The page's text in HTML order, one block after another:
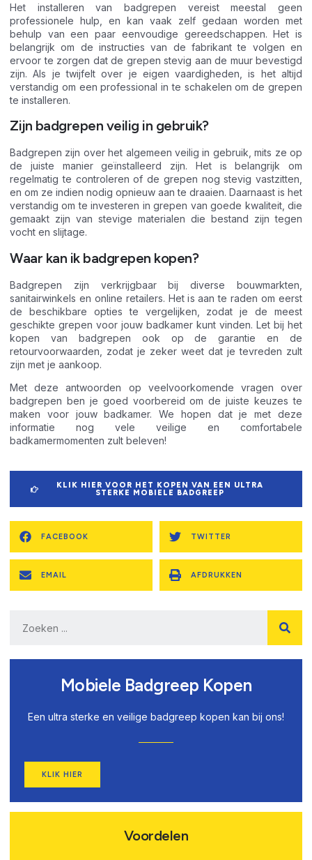
Het installeren van badgrepen vereist meestal geen
professionele hulp, en kan vaak zelf gedaan worden met
behulp van een paar eenvoudige gereedschappen. Het is
belangrijk om de instructies van de fabrikant te volgen en
ervoor te zorgen dat de grepen stevig aan de muur bevestigd
zijn. Als je twijfelt over je eigen vaardigheden, is het altijd
verstandig om een professional in te schakelen om de grepen
te installeren.
Zijn badgrepen veilig in gebruik?
Badgrepen zijn over het algemeen veilig in gebruik, mits ze op
de juiste manier geïnstalleerd zijn. Het is belangrijk om
regelmatig te controleren of de grepen nog stevig vastzitten,
en om ze indien nodig opnieuw aan te draaien. Daarnaast is het
verstandig om te investeren in grepen van goede kwaliteit, die
gemaakt zijn van stevige materialen die bestand zijn tegen
vocht en slijtage.
Waar kan ik badgrepen kopen?
Badgrepen zijn verkrijgbaar bij diverse bouwmarkten,
sanitairwinkels en online retailers. Het is aan te raden om eerst
de beschikbare opties te vergelijken, zodat je de meest
geschikte grepen voor jouw badkamer kunt vinden. Let bij het
kopen van badgrepen ook op de garantie en de
retourvoorwaarden, zodat je zeker weet dat je tevreden zult
zijn met je aankoop.
Met deze antwoorden op veelvoorkomende vragen over
badgrepen ben je goed voorbereid om de juiste keuzes te
maken voor jouw badkamer. We hopen dat je met deze
informatie nog vele veilige en comfortabele
badkamermomenten zult beleven!
KLIK HIER VOOR HET KOPEN VAN EEN ULTRA
STERKE MOBIELE BADGREEP
FACEBOOK TWITTER
EMAIL AFDRUKKEN
Mobiele Badgreep Kopen
Een ultra sterke en veilige badgreep kopen kan bij ons!
KLIK HIER
Voordelen